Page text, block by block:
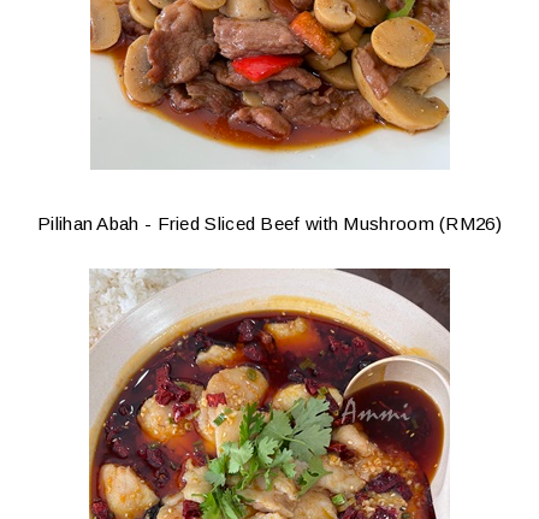
Pilihan Abah - Fried Sliced Beef with Mushroom (RM26)